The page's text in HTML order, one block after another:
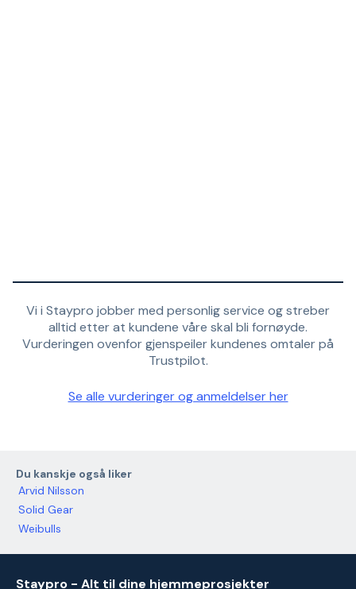
Vi i Staypro jobber med personlig service og streber
alltid etter at kundene våre skal bli fornøyde.
Vurderingen ovenfor gjenspeiler kundenes omtaler på
Trustpilot.
Se alle vurderinger og anmeldelser her
Du kanskje også liker
Arvid Nilsson
Solid Gear
Weibulls
Staypro - Alt til dine hjemmeprosjekter